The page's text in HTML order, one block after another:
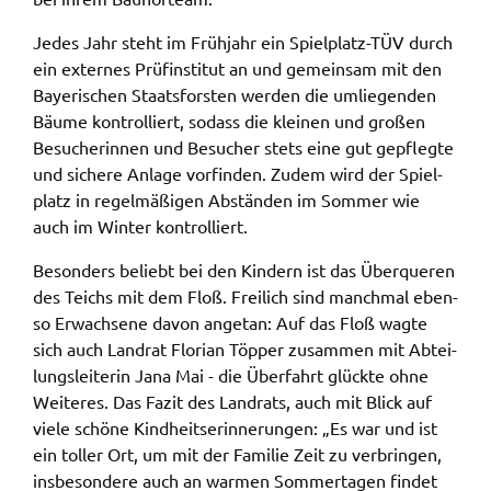
Jedes Jahr steht im Früh­jahr ein Spiel­platz-TÜV durch
ein exter­nes Prüf­in­sti­tut an und gemein­sam mit den
Baye­ri­schen Staats­fors­ten werden die umlie­gen­den
Bäume kontrol­liert, sodass die klei­nen und großen
Besu­che­rin­nen und Besu­cher stets eine gut gepfleg­te
und siche­re Anla­ge vorfin­den. Zudem wird der Spiel­
platz in regel­mä­ßi­gen Abstän­den im Sommer wie
auch im Winter kontrol­liert.
Beson­ders beliebt bei den Kindern ist das Über­que­ren
des Teichs mit dem Floß. Frei­lich sind manch­mal eben­
so Erwach­se­ne davon ange­tan: Auf das Floß wagte
sich auch Land­rat Flori­an Töpper zusam­men mit Abtei­
lungs­lei­te­rin Jana Mai - die Über­fahrt glück­te ohne
Weite­res. Das Fazit des Land­rats, auch mit Blick auf
viele schö­ne Kind­heits­er­in­ne­run­gen: „Es war und ist
ein toller Ort, um mit der Fami­lie Zeit zu verbrin­gen,
insbe­son­de­re auch an warmen Sommer­ta­gen findet
Weitere Informationen finden Sie in
unseren Datenschutzhinweisen
YouTube
Anbieter:
YouTube
Einwilligung erweiterter Datenschutzmodus
Youtube Videos
Google Maps
Name:
consent-google-maps
Anbieter: